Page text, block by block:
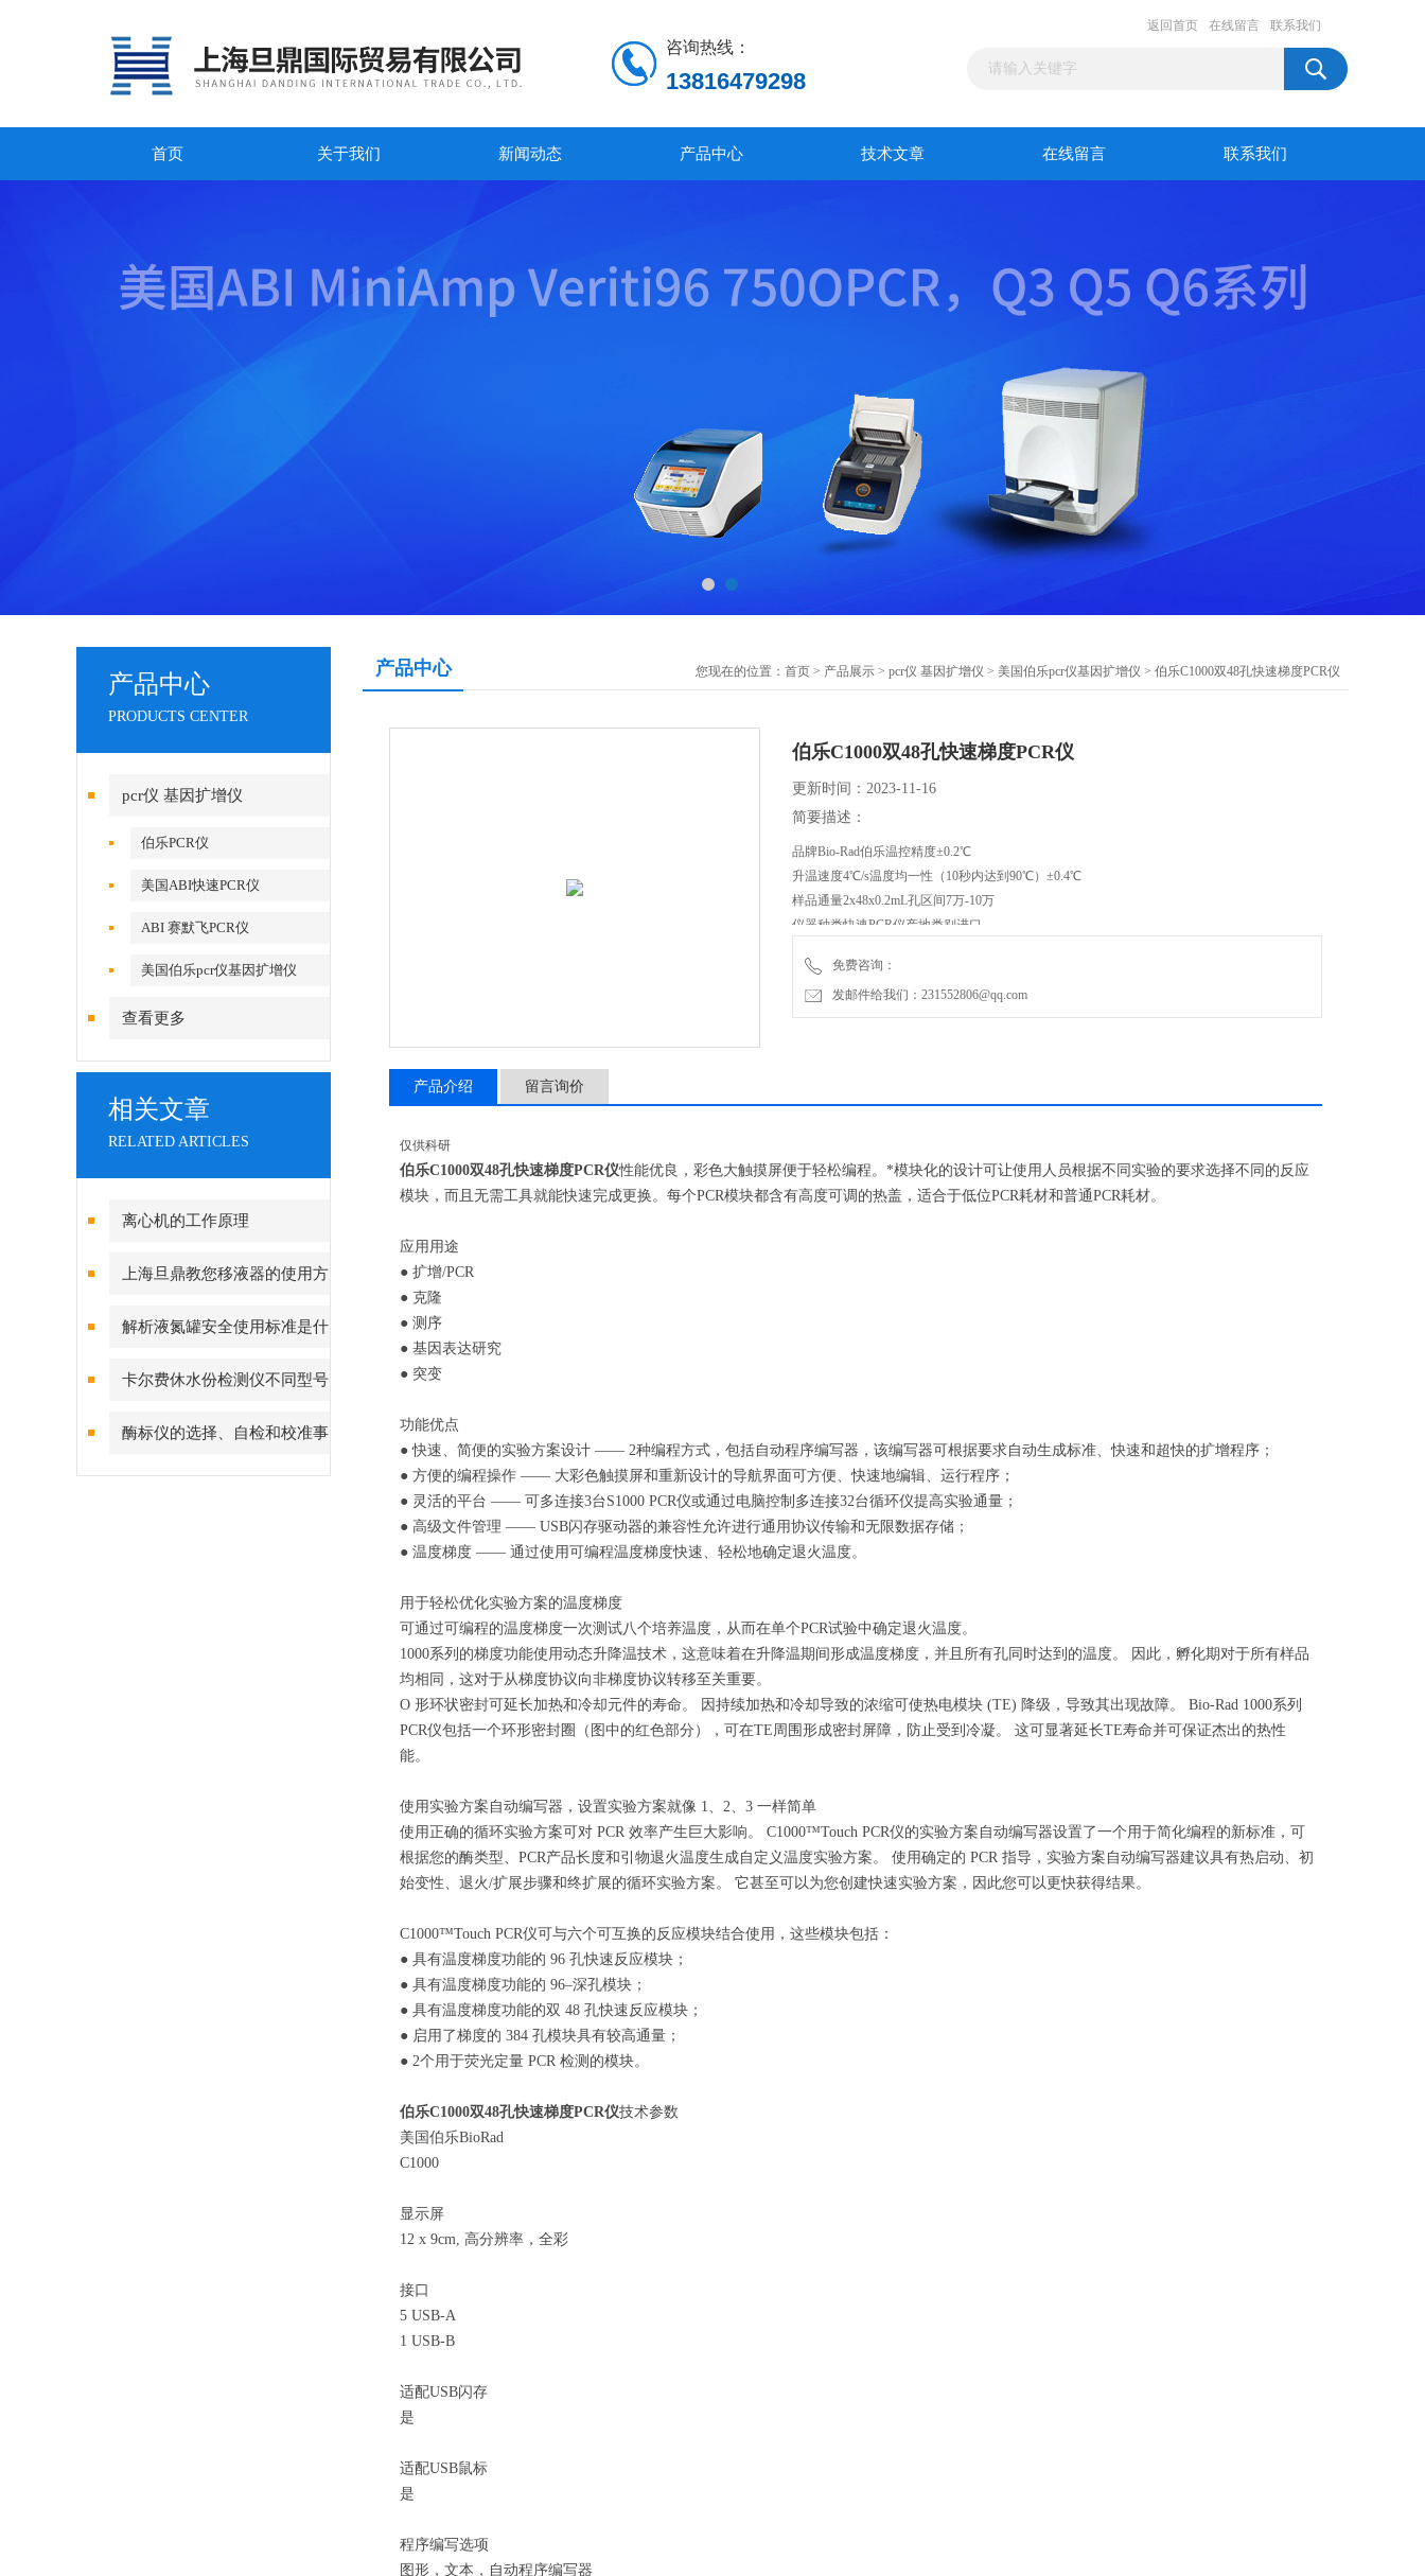
咨询热线：
13816479298
返回首页 在线留言 联系我们
首页 关于我们 新闻动态 产品中心 技术文章 在线留言 联系我们
产品中心
PRODUCTS CENTER
pcr仪 基因扩增仪
伯乐PCR仪
美国ABI快速PCR仪
ABI 赛默飞PCR仪
美国伯乐pcr仪基因扩增仪
查看更多
相关文章
RELATED ARTICLES
离心机的工作原理
上海旦鼎教您移液器的使用方
法小妙招
解析液氮罐安全使用标准是什
卡尔费休水份检测仪不同型号
的特点
酶标仪的选择、自检和校准事
项
产品中心 您现在的位置： 首页 > 产品展示 > pcr仪 基因扩增仪 > 美国伯乐pcr仪基因扩增仪 > 伯乐C1000双48孔快速梯度PCR仪
伯乐C1000双48孔快速梯度PCR仪
更新时间：2023-11-16
简要描述：
品牌Bio-Rad伯乐温控精度±0.2℃
升温速度4℃/s温度均一性（10秒内达到90℃）±0.4℃
样品通量2x48x0.2mL孔区间7万-10万
仪器种类快速PCR仪产地类别进口
伯乐C1000双48孔快速梯度PCR仪性能优良，彩色大触摸屏便于轻松编程。*模块化的设计可让
使用人员根
免费咨询：
发邮件给我们：231552806@qq.com
产品介绍 留言询价
仅供科研
伯乐C1000双48孔快速梯度PCR仪性能优良，彩色大触摸屏便于轻松编程。*模块化的设计可让使用人员根据不同实验的要求选择不同的反应
模块，而且无需工具就能快速完成更换。每个PCR模块都含有高度可调的热盖，适合于低位PCR耗材和普通PCR耗材。
应用用途
● 扩增/PCR
● 克隆
● 测序
● 基因表达研究
● 突变
功能优点
● 快速、简便的实验方案设计 —— 2种编程方式，包括自动程序编写器，该编写器可根据要求自动生成标准、快速和超快的扩增程序；
● 方便的编程操作 —— 大彩色触摸屏和重新设计的导航界面可方便、快速地编辑、运行程序；
● 灵活的平台 —— 可多连接3台S1000 PCR仪或通过电脑控制多连接32台循环仪提高实验通量；
● 高级文件管理 —— USB闪存驱动器的兼容性允许进行通用协议传输和无限数据存储；
● 温度梯度 —— 通过使用可编程温度梯度快速、轻松地确定退火温度。
用于轻松优化实验方案的温度梯度
可通过可编程的温度梯度一次测试八个培养温度，从而在单个PCR试验中确定退火温度。
1000系列的梯度功能使用动态升降温技术，这意味着在升降温期间形成温度梯度，并且所有孔同时达到的温度。 因此，孵化期对于所有样品
均相同，这对于从梯度协议向非梯度协议转移至关重要。
O 形环状密封可延长加热和冷却元件的寿命。 因持续加热和冷却导致的浓缩可使热电模块 (TE) 降级，导致其出现故障。 Bio-Rad 1000系列
PCR仪包括一个环形密封圈（图中的红色部分），可在TE周围形成密封屏障，防止受到冷凝。 这可显著延长TE寿命并可保证杰出的热性
能。
使用实验方案自动编写器，设置实验方案就像 1、2、3 一样简单
使用正确的循环实验方案可对 PCR 效率产生巨大影响。 C1000™Touch PCR仪的实验方案自动编写器设置了一个用于简化编程的新标准，可
根据您的酶类型、PCR产品长度和引物退火温度生成自定义温度实验方案。 使用确定的 PCR 指导，实验方案自动编写器建议具有热启动、初
始变性、退火/扩展步骤和终扩展的循环实验方案。 它甚至可以为您创建快速实验方案，因此您可以更快获得结果。
C1000™Touch PCR仪可与六个可互换的反应模块结合使用，这些模块包括：
● 具有温度梯度功能的 96 孔快速反应模块；
● 具有温度梯度功能的 96–深孔模块；
● 具有温度梯度功能的双 48 孔快速反应模块；
● 启用了梯度的 384 孔模块具有较高通量；
● 2个用于荧光定量 PCR 检测的模块。
伯乐C1000双48孔快速梯度PCR仪技术参数
美国伯乐BioRad
C1000
显示屏
12 x 9cm, 高分辨率，全彩
接口
5 USB-A
1 USB-B
适配USB闪存
是
适配USB鼠标
是
程序编写选项
图形，文本，自动程序编写器